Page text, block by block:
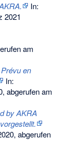
In:
2021
am
en
In:
abgerufen am
by AKRA
abgerufen